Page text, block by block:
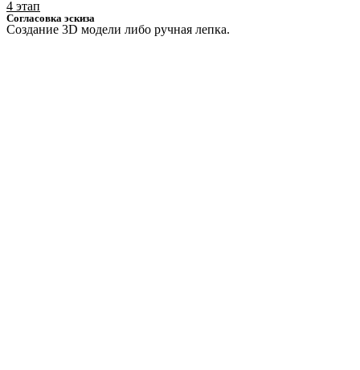
4 этап
Согласовка эскиза
Создание 3D модели либо ручная лепка.